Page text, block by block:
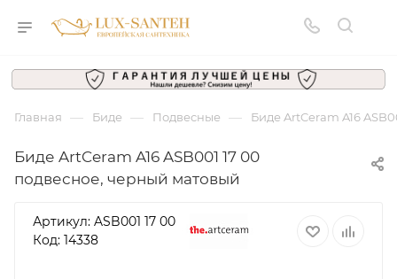
Главная — Биде — Подвесные — Биде ArtCeram A16
Биде ArtCeram A16 ASB001 17 00
подвесное, черный матовый
Артикул: ASB001 17 00
Код: 14338